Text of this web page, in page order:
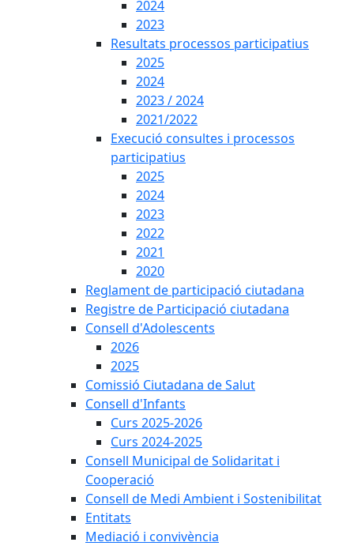
2024
2023
Resultats processos participatius
2025
2024
2023 / 2024
2021/2022
Execució consultes i processos
participatius
2025
2024
2023
2022
2021
2020
Reglament de participació ciutadana
Registre de Participació ciutadana
Consell d'Adolescents
2026
2025
Comissió Ciutadana de Salut
Consell d'Infants
Curs 2025-2026
Curs 2024-2025
Consell Municipal de Solidaritat i
Cooperació
Consell de Medi Ambient i Sostenibilitat
Entitats
Mediació i convivència